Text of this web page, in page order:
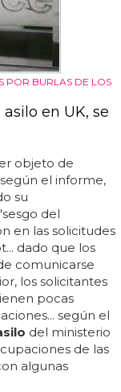
POR BURLAS DE LOS
en UK, se
objeto de
el informe,
su
del
en las solicitudes
dado que los
comunicarse
los solicitantes
pocas
según el
del ministerio
de las
algunas